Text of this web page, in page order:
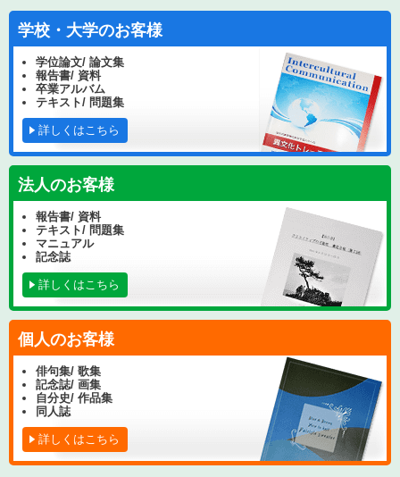
学校・大学のお客様
学位論文/ 論文集
報告書/ 資料
卒業アルバム
テキスト/ 問題集
詳しくはこちら
法人のお客様
報告書/ 資料
テキスト/ 問題集
マニュアル
記念誌
詳しくはこちら
個人のお客様
俳句集/ 歌集
記念誌/ 画集
自分史/ 作品集
同人誌
詳しくはこちら